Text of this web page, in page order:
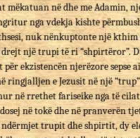
mëkatuan në dhe me Adamin,
nga vdekja kishte
nuk nënkuptonte një
një trupi të ri “shpirtëror”.
ekzistencën njerëzore sepse
ringjalljen e Jezusit në një
në rrethet fariseike nga të
në tokë dhe në pranverën
trupit dhe shpirtit, dy